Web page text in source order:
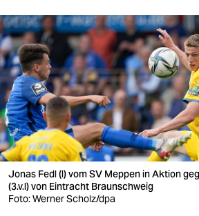
sport
berlin
nord
wahrheit
verlag
verlag
veranstaltungen
Jonas Fedl (l) vom SV Meppen in Aktion
(3.v.l) von Eintracht Braunschweig
Foto: Werner Scholz/dpa